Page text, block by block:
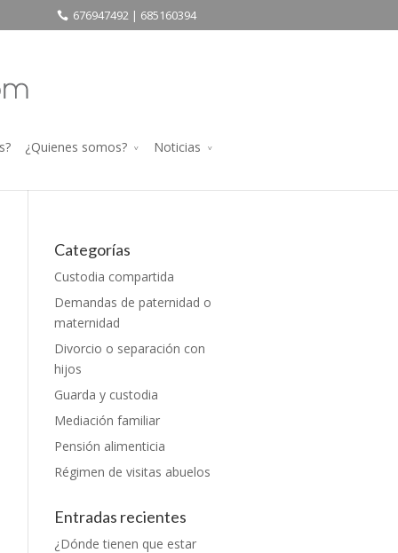
676947492 | 685160394
¿Quienes somos? Noticias
Categorías
Custodia compartida
Demandas de paternidad o
maternidad
Divorcio o separación con
hijos
Guarda y custodia
Mediación familiar
Pensión alimenticia
Régimen de visitas abuelos
Entradas recientes
¿Dónde tienen que estar